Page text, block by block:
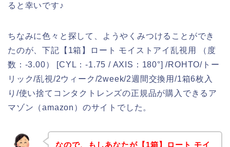
ると幸いです♪
ちなみに色々と探して、ようやくみつけることができ
たのが、下記【1箱】ロート モイストアイ乱視用 （度
数：-3.00） [CYL：-1.75 / AXIS：180°] /ROHTO/トー
リック/乱視/2ウィーク/2week/2週間交換用/1箱6枚入
り/使い捨てコンタクトレンズの正規品が購入できるア
マゾン（amazon）のサイトでした。
なので、もしあなたが【1箱】ロート モイ